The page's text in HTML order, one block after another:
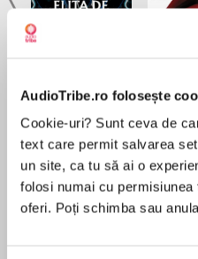
AudioTribe.ro folosește
Cookie-uri? Sunt ceva de
text care permit salvarea
un site, ca tu să ai o
folosi numai cu
oferi. Poți schimba sau
Elita de Argint (Elita
de...
Dani Francis
Diavolul se
Lauren
Desprecarte